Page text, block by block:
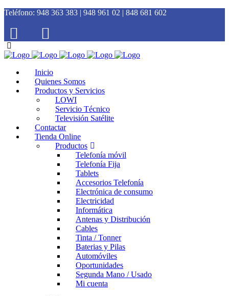
Teléfono: 948 363 383 | 948 961 02 | 848 681 602
Inicio
Quienes Somos
Productos y Servicios
LOWI
Servicio Técnico
Televisión Satélite
Contactar
Tienda Online
Productos
Telefonía móvil
Telefonía Fija
Tablets
Accesorios Telefonía
Electrónica de consumo
Electricidad
Informática
Antenas y Distribución
Cables
Tinta / Tonner
Baterias y Pilas
Automóviles
Oportunidades
Segunda Mano / Usado
Mi cuenta